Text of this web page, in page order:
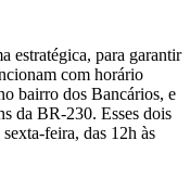
estratégica, para garantir
com horário
bairro dos Bancários, e
da BR-230. Esses dois
feira, das 12h às